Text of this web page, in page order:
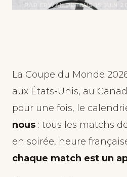
PAR ERWAN PETRUS·15 JUIN
La Coupe du Monde
aux États-Unis, au
pour une fois, le
nous : tous les matchs
en soirée, heure
chaque match est un